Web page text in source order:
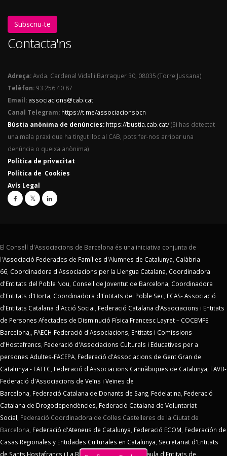
Subscriu-te
Contacta'ns
Adreça:Avda. Cardenal Vidal i Barraquer 30, 08035 (Torre Jussana)
Telèfon: 93 256 40 87
Email: associacions@cab.cat
Canal Telegram: https://t.me/associacionsbcn
Bústia anònima de denúncies: https://bustia.cab.cat/(Si has detectat
una mala praxi que ha tingut lloc al CAB, pots fer-nos arribar una
denúncia o queixa anònima)
Política de privacitat
Política de Cookies
Avís Legal
El Consell d'Associacions de Barcelona és una iniciativa conjunta de
l'Associació Federades de Famílies d'Alumnes de Catalunya, Calàbria
66, Coordinadora d'Associacions per la Llengua Catalana, Coordinadora
d'Entitats del Poble Nou, Consell de Joventut de Barcelona, Coordinadora
d'Entitats d'Horta, Coordinadora d'Entitats del Poble Sec, ECAS- Associació
d'Entitats Catalana d'Acció Social, Federació Catalana d’Associacions i Entitats
de Persones Afectades de Disminució Física Francesc Layret – COCEMFE
Barcelona,, FAECH-Federació d'Associacions, Entitats i Comissions
d'Hostafrancs, Federació d'Associacions Culturals i Educatives per a
persones Adultes-FACEPA, Federació d'Associacions de Gent Gran de
Catalunya - FATEC, Federació d'Associacions Cannàbiques de Catalunya, FAVB-
Federació d'Associacions de Veïns i Veïnes de
Barcelona, Federació Catalana de Donants de Sang, Fedelatina, Federació
Catalana de Drogodependències, Federació Catalana de Voluntariat
Social, Federació Coordinadora de Colles Castelleres de la Ciutat de
Barcelona, Federació d'Ateneus de Catalunya, Federació ECOM, Federación de
Casas Regionales y Entidades Culturales en Catalunya, Secretariat d'Entitats
de Sants Hostafrancs i La Bordeta, SOS Racisme Taula d'Entitats de